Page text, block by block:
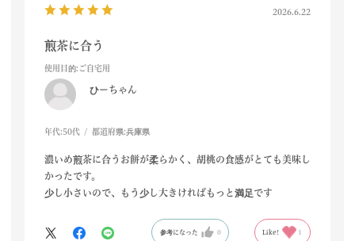
2026.6.22
煎茶に合う
使用目的:ご自宅用
ひーちゃん
年代: 50代 都道府県:兵庫県
濃いめ煎茶に合うお餅が柔らかく、胡桃の食感がとても美味し
かったです。
少し小さいので、もう少し大きければもっと満足です
参考になった 0 Like! 1